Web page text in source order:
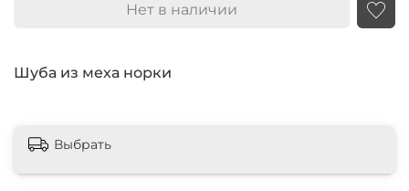
Шуба из меха норки
Нет в наличии
Выбрать